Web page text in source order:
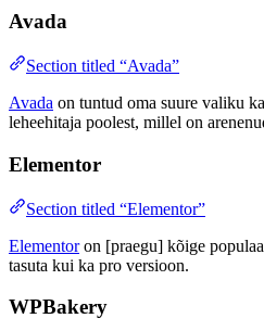
Avada
Section titled “Avada”
Avada on tuntud oma suure valiku
leheehitaja poolest, millel on
Elementor
Section titled “Elementor”
Elementoron [praegu] kõige
tasuta kui ka pro versioon.
WPBakery